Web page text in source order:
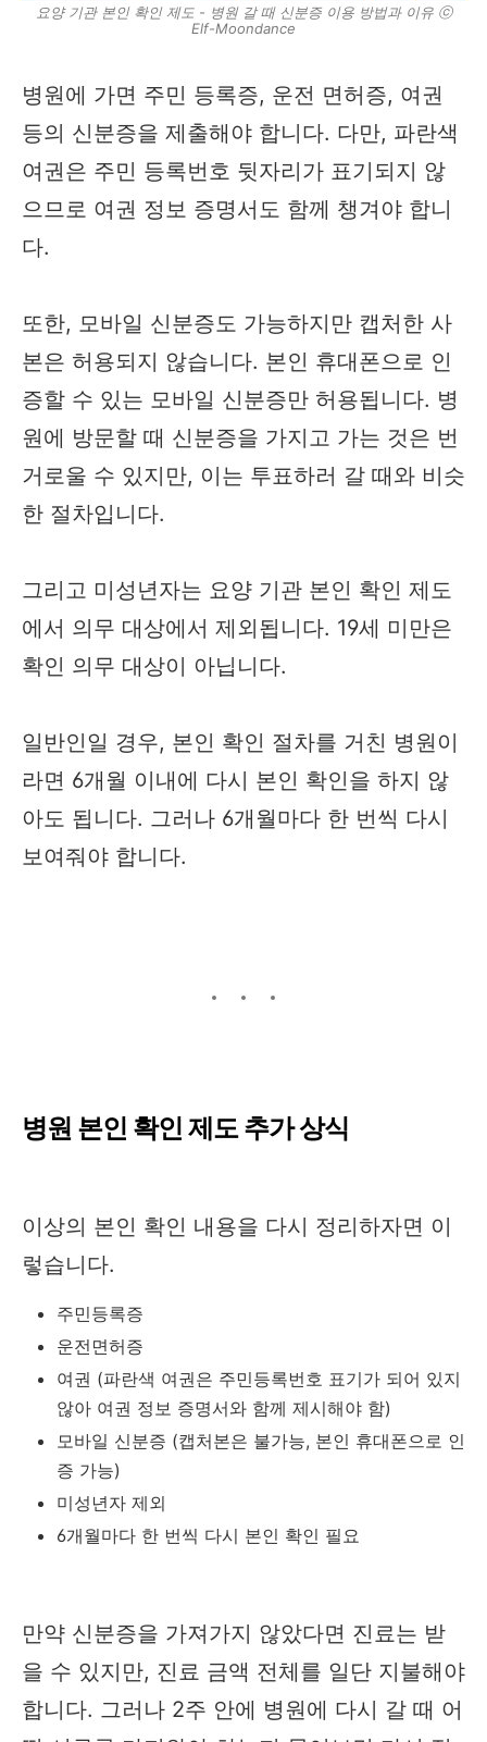
요양 기관 본인 확인 제도 - 병원 갈 때 신분증 이용 방법과 이유 ⓒ
Elf-Moondance
병원에 가면 주민 등록증, 운전 면허증, 여권
등의 신분증을 제출해야 합니다. 다만, 파란색
여권은 주민 등록번호 뒷자리가 표기되지 않
으므로 여권 정보 증명서도 함께 챙겨야 합니
다.
또한, 모바일 신분증도 가능하지만 캡처한 사
본은 허용되지 않습니다. 본인 휴대폰으로 인
증할 수 있는 모바일 신분증만 허용됩니다. 병
원에 방문할 때 신분증을 가지고 가는 것은 번
거로울 수 있지만, 이는 투표하러 갈 때와 비슷
한 절차입니다.
그리고 미성년자는 요양 기관 본인 확인 제도
에서 의무 대상에서 제외됩니다. 19세 미만은
확인 의무 대상이 아닙니다.
일반인일 경우, 본인 확인 절차를 거친 병원이
라면 6개월 이내에 다시 본인 확인을 하지 않
아도 됩니다. 그러나 6개월마다 한 번씩 다시
보여줘야 합니다.
병원 본인 확인 제도 추가 상식
이상의 본인 확인 내용을 다시 정리하자면 이
렇습니다.
주민등록증
운전면허증
여권 (파란색 여권은 주민등록번호 표기가 되어 있지
않아 여권 정보 증명서와 함께 제시해야 함)
모바일 신분증 (캡처본은 불가능, 본인 휴대폰으로 인
증 가능)
미성년자 제외
6개월마다 한 번씩 다시 본인 확인 필요
만약 신분증을 가져가지 않았다면 진료는 받
을 수 있지만, 진료 금액 전체를 일단 지불해야
합니다. 그러나 2주 안에 병원에 다시 갈 때 어